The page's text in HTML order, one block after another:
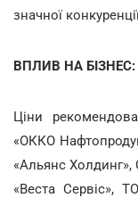
значної
ВПЛИВ НА БІЗНЕС:
Ціни
«ОККО
«Альянс
«Веста Сервіс»,